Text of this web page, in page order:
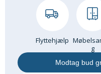
Flyttehjælp
g
Modtag bud